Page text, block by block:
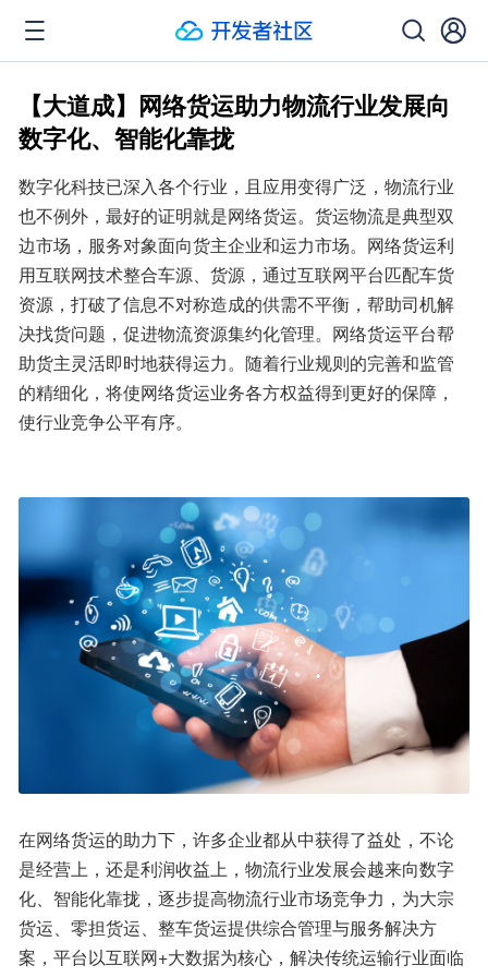
【大道成】网络货运助力物流行业发展向
数字化、智能化靠拢
数字化科技已深入各个行业，且应用变得广泛，物流行业
也不例外，最好的证明就是网络货运。货运物流是典型双
边市场，服务对象面向货主企业和运力市场。网络货运利
用互联网技术整合车源、货源，通过互联网平台匹配车货
资源，打破了信息不对称造成的供需不平衡，帮助司机解
决找货问题，促进物流资源集约化管理。网络货运平台帮
助货主灵活即时地获得运力。随着行业规则的完善和监管
的精细化，将使网络货运业务各方权益得到更好的保障，
使行业竞争公平有序。
在网络货运的助力下，许多企业都从中获得了益处，不论
是经营上，还是利润收益上，物流行业发展会越来向数字
化、智能化靠拢，逐步提高物流行业市场竞争力，为大宗
货运、零担货运、整车货运提供综合管理与服务解决方
案，平台以互联网+大数据为核心，解决传统运输行业面临